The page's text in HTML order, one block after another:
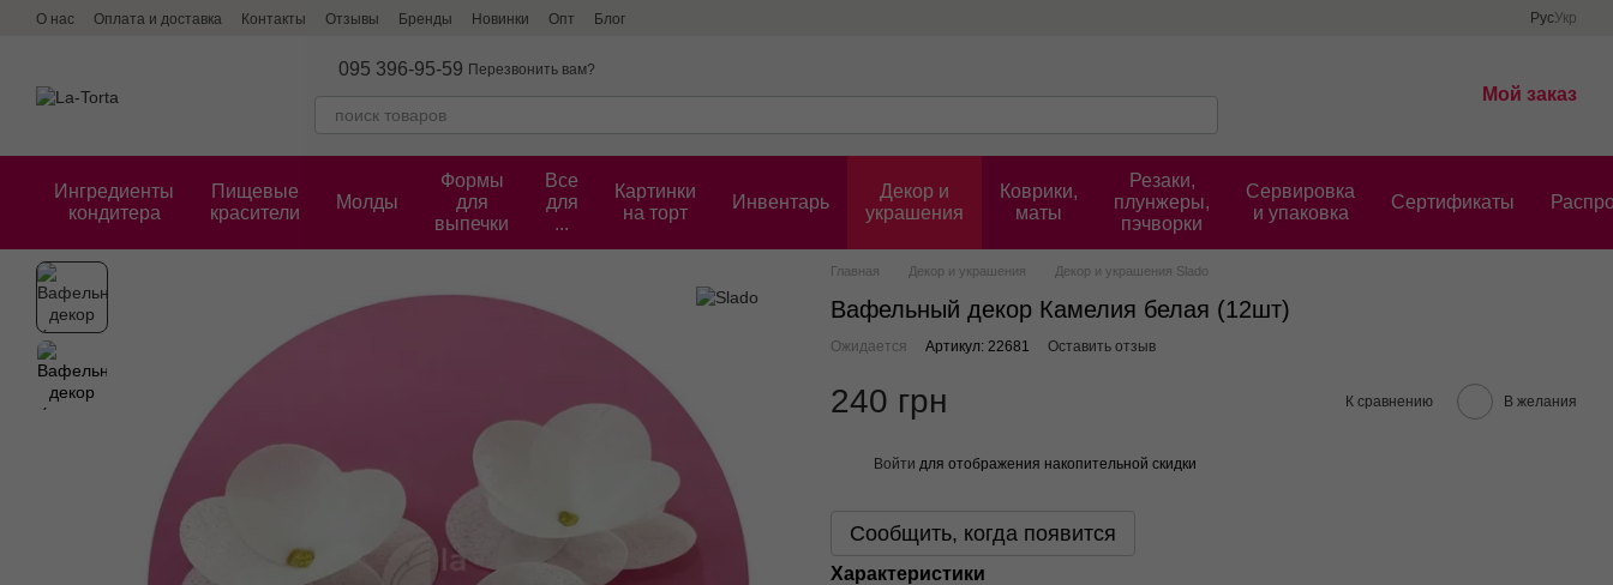
Перейти к основному контенту
О нас Оплата и доставка Контакты Отзывы Бренды Новинки Опт Блог РусУкр
095 396-95-59 Перезвонить вам?
Мой заказ
Ингредиенты
кондитера
Пищевые
красители
Молды
Формы
для
выпечки
Все
для
...
Картинки
на торт
Инвентарь
Декор и
украшения
Коврики,
маты
Резаки,
плунжеры,
пэчворки
Сервировка
и упаковка
Cертификаты
Главная Декор и украшения Декор и украшения Slado
Вафельный декор Камелия белая (12шт)
Ожидается Артикул: 22681 Оставить отзыв
240 грн К сравнению В желания
Войти для отображения накопительной скидки
Сообщить, когда появится
Характеристики